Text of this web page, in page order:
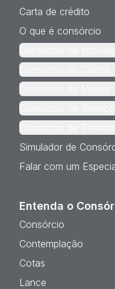
Carta de crédito
O que é consórcio
Consórcio de Imóveis
Consórcio de Carros
Consórcio de Motos
Consórcio de Serviços
Consórcio de Pesados
Simulador de
Falar com um
Entenda o
Consórcio
Contemplação
Cotas
Lance